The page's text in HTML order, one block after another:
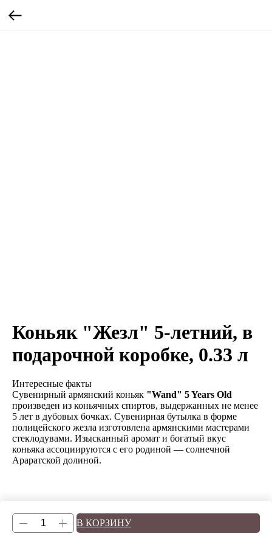
Коньяк "Жезл" 5-летний, в
подарочной коробке, 0.33 л
В КОРЗИНУ
Интересные факты
Сувенирный армянский коньяк "Wand" 5 Years Old
произведен из коньячных спиртов, выдержанных не менее
5 лет в дубовых бочках. Сувенирная бутылка в форме
полицейского жезла изготовлена армянскими мастерами
стеклодувами. Изысканный аромат и богатый вкус
коньяка ассоциируются с его родиной — солнечной
Араратской долиной.